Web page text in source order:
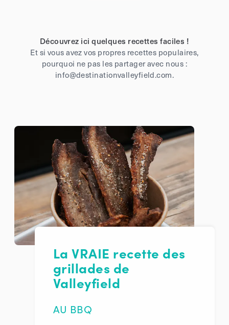
Découvrez ici quelques recettes faciles !
Et si vous avez vos propres recettes populaires,
pourquoi ne pas les partager avec nous :
info@destinationvalleyfield.com.
La VRAIE recette des
grillades de
Valleyfield
AU BBQ